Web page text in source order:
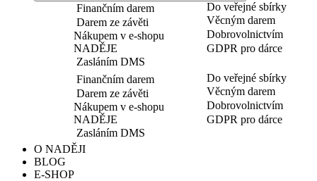
Finančním darem
Darem ze závěti
Nákupem v e-shopu
NADĚJE
Zasláním DMS
Do veřejné sbírky
Věcným darem
Dobrovolnictvím
GDPR pro dárce
Finančním darem
Darem ze závěti
Nákupem v e-shopu
NADĚJE
Zasláním DMS
Do veřejné sbírky
Věcným darem
Dobrovolnictvím
GDPR pro dárce
O NADĚJI
BLOG
E-SHOP